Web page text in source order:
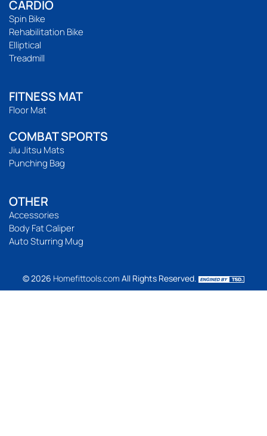
CARDIO
Spin Bike
Rehabilitation Bike
Elliptical
Treadmill
FITNESS MAT
Floor Mat
COMBAT SPORTS
Jiu Jitsu Mats
Punching Bag
OTHER
Accessories
Body Fat Caliper
Auto Sturring Mug
© 2026 Homefittools.com All Rights Reserved.